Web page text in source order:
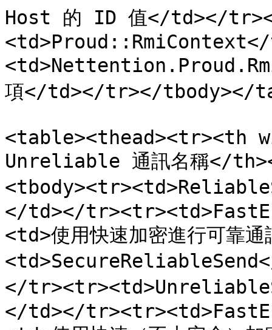
Host 的 ID 值</td></
項</td></tr></tbody></
<table><thead><tr><th
Unreliable 通訊名稱</
</td></
<td>使用快速加密進行可靠
</
</td></